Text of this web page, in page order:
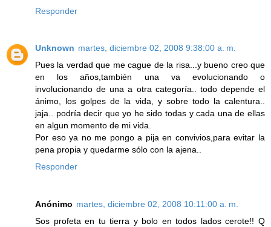
Responder
Unknown martes, diciembre 02, 2008 9:38:00 a. m.
Pues la verdad que me cague de la risa...y bueno creo que
en los años,también una va evolucionando o
involucionando de una a otra categoría.. todo depende el
ánimo, los golpes de la vida, y sobre todo la calentura..
jaja.. podría decir que yo he sido todas y cada una de ellas
en algun momento de mi vida.
Por eso ya no me pongo a pija en convivios,para evitar la
pena propia y quedarme sólo con la ajena..
Responder
Anónimo martes, diciembre 02, 2008 10:11:00 a. m.
Sos profeta en tu tierra y bolo en todos lados cerote!! Q